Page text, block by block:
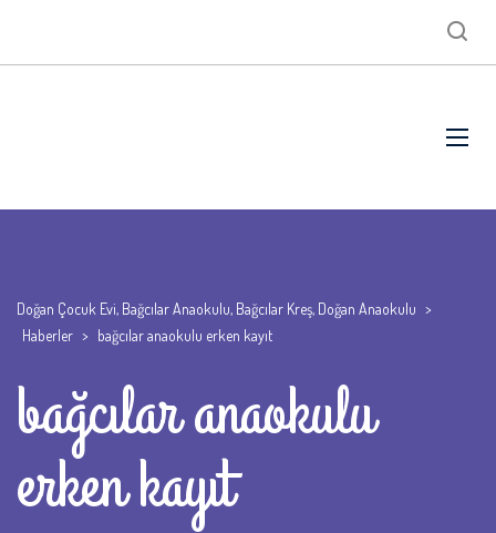
Doğan Çocuk Evi, Bağcılar Anaokulu, Bağcılar Kreş, Doğan Anaokulu >
Haberler > bağcılar anaokulu erken kayıt
bağcılar anaokulu
erken kayıt